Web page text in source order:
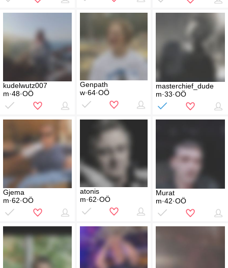
kudelwutz007
m·48·OÖ
Genpath
w·64·OÖ
masterchief_dude
m·33·OÖ
Gjema
m·62·OÖ
atonis
m·62·OÖ
Murat
m·42·OÖ